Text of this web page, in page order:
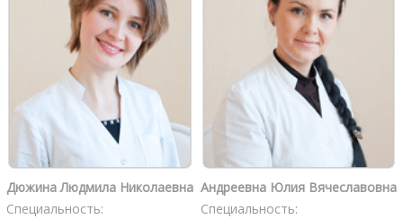
Дюжина Людмила Николаевна
Специальность:
Андреевна Юлия Вячеславовна
Специальность: